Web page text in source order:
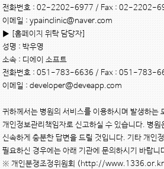
전화번호 : 02-2202-6977 / Fax : 02-2202-
이메일 : ypainclinic@naver.com
▶ [홈페이지 위탁 담당자]
성명 : 박우영
소속 : 디에이 소프트
전화번호 : 051-783-6636 / Fax : 051-783-
이메일 : developer@deveapp.com
귀하께서는 병원의 서비스를 이용하시며 발생하는
개인정보관리책임자로 신고하실 수 있습니다. 병원
신속하게 충분한 답변을 드릴 것입니다. 기타 개인
필요하신 경우에는 아래 기관에 문의하시기 바랍니
※ 개인분쟁조정위원회 (http://